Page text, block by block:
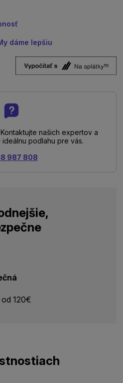
dáme lepšiu
Kontaktujte našich expertov a
podlahu pre vás.
987 808
od 120€